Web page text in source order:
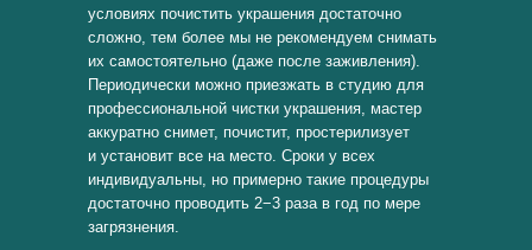
условиях почистить украшения достаточно
сложно, тем более мы не рекомендуем снимать
их самостоятельно (даже после заживления).
Периодически можно приезжать в студию для
профессиональной чистки украшения, мастер
аккуратно снимет, почистит, простерилизует
и установит все на место. Сроки у всех
индивидуальны, но примерно такие процедуры
достаточно проводить 2−3 раза в год по мере
загрязнения.